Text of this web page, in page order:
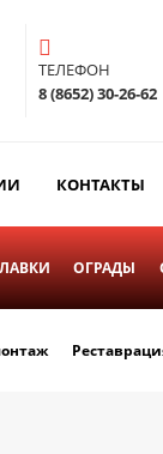
ТЕЛЕФОН
8 (8652) 30-26-62
КОНТАКТЫ
ОГРАДЫ